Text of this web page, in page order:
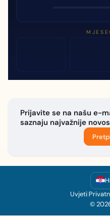
Prijavite se na našu e-
saznaju najvažnije
Uvjeti|
©